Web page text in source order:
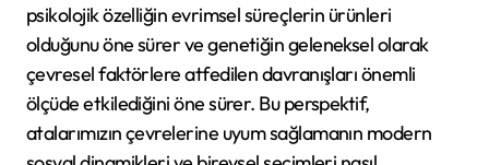
psikolojik özelliğin evrimsel süreçlerin ürünleri
olduğunu öne sürer ve genetiğin geleneksel olarak
çevresel faktörlere atfedilen davranışları önemli
ölçüde etkilediğini öne sürer. Bu perspektif,
atalarımızın çevrelerine uyum sağlamanın modern